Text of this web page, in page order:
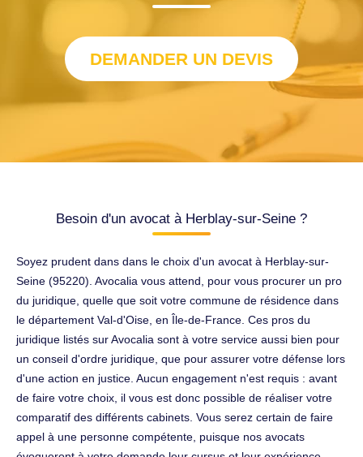
DEMANDER UN DEVIS
Besoin d'un avocat à Herblay-sur-Seine ?
Soyez prudent dans dans le choix d'un avocat à Herblay-sur-
Seine (95220). Avocalia vous attend, pour vous procurer un pro
du juridique, quelle que soit votre commune de résidence dans
le département Val-d'Oise, en Île-de-France. Ces pros du
juridique listés sur Avocalia sont à votre service aussi bien pour
un conseil d'ordre juridique, que pour assurer votre défense lors
d'une action en justice. Aucun engagement n'est requis : avant
de faire votre choix, il vous est donc possible de réaliser votre
comparatif des différents cabinets. Vous serez certain de faire
appel à une personne compétente, puisque nos avocats